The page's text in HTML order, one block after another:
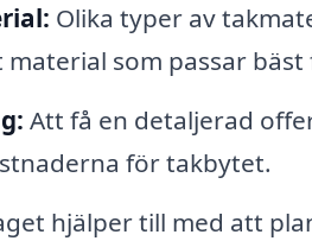
Olika typer av
som passar
Att få en detaljerad
för takbytet.
hjälper till med att